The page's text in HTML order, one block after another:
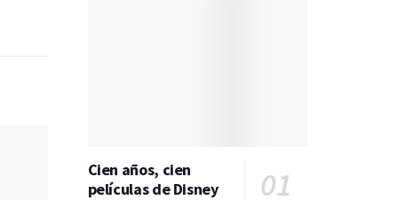
Cien años, cien
películas de Disney